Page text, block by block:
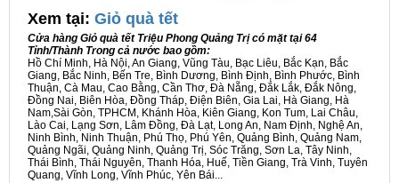
Xem tại: Giỏ quà tết
Cửa hàng Giỏ quà tết Triệu Phong Quảng Trị có mặt tại 64
Tỉnh/Thành Trong cả nước bao gồm:
Hồ Chí Minh, Hà Nội, An Giang, Vũng Tàu, Bạc Liêu, Bắc Kạn, Bắc
Giang, Bắc Ninh, Bến Tre, Bình Dương, Bình Định, Bình Phước, Bình
Thuận, Cà Mau, Cao Bằng, Cần Thơ, Đà Nẵng, Đắk Lắk, Đắk Nông,
Đồng Nai, Biên Hòa, Đồng Tháp, Điện Biên, Gia Lai, Hà Giang, Hà
Nam,Sài Gòn, TPHCM, Khánh Hòa, Kiên Giang, Kon Tum, Lai Châu,
Lào Cai, Lạng Sơn, Lâm Đồng, Đà Lạt, Long An, Nam Định, Nghệ An,
Ninh Bình, Ninh Thuận, Phú Thọ, Phú Yên, Quảng Bình, Quảng Nam,
Quảng Ngãi, Quảng Ninh, Quảng Trị, Sóc Trăng, Sơn La, Tây Ninh,
Thái Bình, Thái Nguyên, Thanh Hóa, Huế, Tiền Giang, Trà Vinh, Tuyên
Quang, Vĩnh Long, Vĩnh Phúc, Yên Bái...